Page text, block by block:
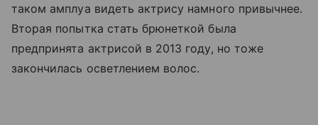
таком амплуа видеть актрису намного привычнее.
Вторая попытка стать брюнеткой была
предпринята актрисой в 2013 году, но тоже
закончилась осветлением волос.